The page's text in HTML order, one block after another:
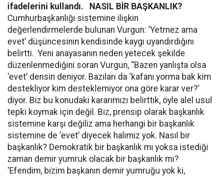
ifadelerini kullandı.
NASIL BİR BAŞKANLIK?
Cumhurbaşkanlığı sistemine ilişkin
değerlendirmelerde bulunan Vurgun: ‘Yetmez ama
evet’ düşüncesinin kendisinde kaygı uyandırdığını
belirtti. Yeni anayasanın neden yetecek şekilde
düzenlenmediğini soran Vurgun, “Bazen yanlışta olsa
‘evet’ densin deniyor. Bazıları da ‘kafanı yorma bak kim
destekliyor kim desteklemiyor ona göre karar ver?’
diyor. Biz bu konudaki kararımızı belirttik, öyle alel usul
tepki koymak için değil. Biz, prensip olarak başkanlık
sistemine karşı değiliz ama herhangi bir başkanlık
sistemine de ‘evet’ diyecek halimiz yok. Nasıl bir
başkanlık? Demokratik bir başkanlık mı yoksa istediği
zaman demir yumruk olacak bir başkanlık mı?
‘Efendim, bizim başkanın demir yumruğu yok ki,